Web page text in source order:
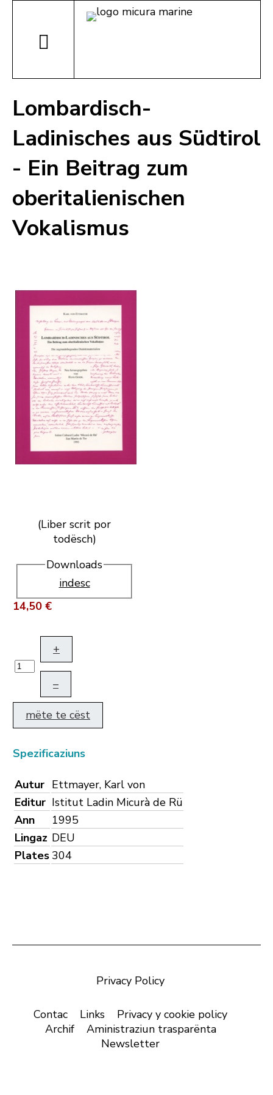
Lombardisch-
Ladinisches aus Südtirol
- Ein Beitrag zum
oberitalienischen
Vokalismus
(Liber scrit por
todësch)
Downloads
indesc
14,50 €
+
–
mëte te cëst
Spezificaziuns
Autur Ettmayer, Karl von
Editur Istitut Ladin Micurà de Rü
Ann
1995
Lingaz DEU
Plates 304
Privacy Policy
Contac Links
Privacy y cookie policy
Archif
Aministraziun trasparënta
Newsletter